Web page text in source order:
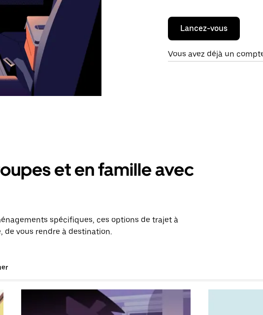
Lancez-vous
Vous avez déjà un
et en famille avec
spécifiques, ces options de trajet à
de vous rendre à destination.